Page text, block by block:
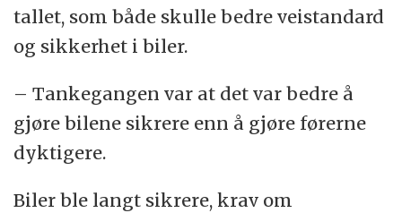
tallet, som både skulle bedre veistandard
og sikkerhet i biler.
– Tankegangen var at det var bedre å
gjøre bilene sikrere enn å gjøre førerne
dyktigere.
Biler ble langt sikrere, krav om